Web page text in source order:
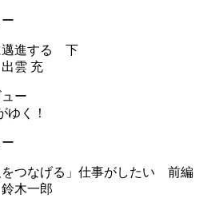
邁進する 下
雲 充
ゆく！
をつなげる」仕事がしたい 前編
木一郎